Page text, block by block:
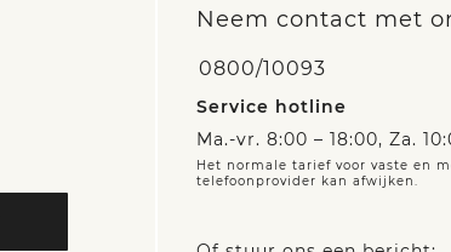
Neem contact met
0800/10093
Service hotline
Ma.-vr. 8:00 – 18:00, Za.
Het normale tarief voor vaste en
telefoonprovider kan afwijken.